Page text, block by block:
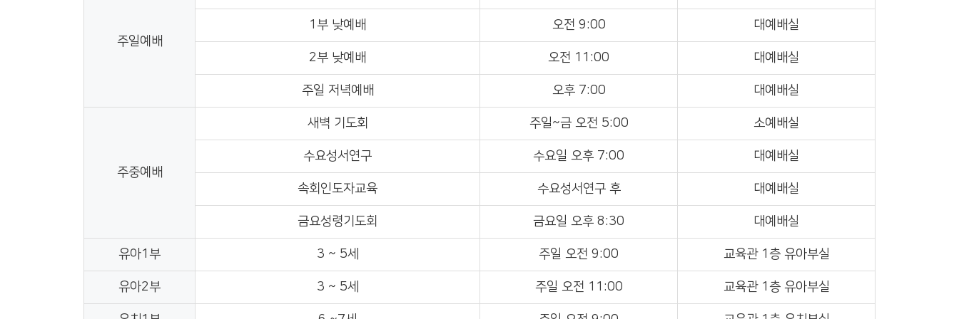
주일예배
1부 낮예배 오전 9:00 대예배실
2부 낮예배 오전 11:00 대예배실
주일 저녁예배 오후 7:00 대예배실
주중예배
새벽 기도회 주일~금 오전 5:00 소예배실
수요성서연구 수요일 오후 7:00 대예배실
속회인도자교육 수요성서연구 후 대예배실
금요성령기도회 금요일 오후 8:30 대예배실
유아1부 3 ~ 5세 주일 오전 9:00 교육관 1층 유아부실
유아2부 3 ~ 5세 주일 오전 11:00 교육관 1층 유아부실